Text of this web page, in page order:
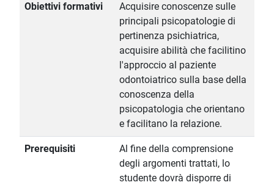
Obiettivi formativi
Acquisire conoscenze sulle
principali psicopatologie di
pertinenza psichiatrica,
acquisire abilità che facilitino
l'approccio al paziente
odontoiatrico sulla base della
conoscenza della
psicopatologia che orientano
e facilitano la relazione.
Prerequisiti
Al fine della comprensione
degli argomenti trattati, lo
studente dovrà disporre di